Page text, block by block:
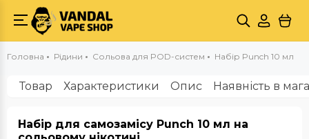
Головна Рідини Сольова для POD-систем Набір Punch 10 мл
Товар Характеристики Опис Наявність в
Набір для самозамісу Punch 10 мл на